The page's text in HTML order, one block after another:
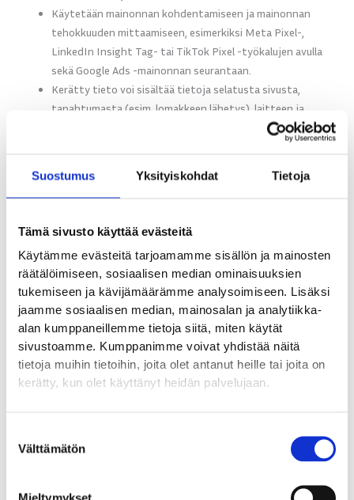
Suostumus Yksityiskohdat Tietoja
Tämä sivusto käyttää evästeitä
Käytämme evästeitä tarjoamamme sisällön ja mainosten
räätälöimiseen, sosiaalisen median ominaisuuksien
tukemiseen ja kävijämäärämme analysoimiseen. Lisäksi
jaamme sosiaalisen median, mainosalan ja analytiikka-
alan kumppaneillemme tietoja siitä, miten käytät
sivustoamme. Kumppanimme voivat yhdistää näitä
tietoja muihin tietoihin, joita olet antanut heille tai joita on
kerätty, kun olet käyttänyt heidän palvelujaan.
valinta
Välttämätön
Käytetään mainonnan kohdentamiseen ja mainonnan
tehokkuuden mittaamiseen, esimerkiksi Meta Pixel-,
LinkedIn Insight Tag- tai TikTok Pixel -työkalujen avulla
sekä Google Ads -mainonnan seurantaan.
Kerätty tieto voi sisältää tietoja selatusta sivusta,
tapahtumasta (esim. lomakkeen lähetys), laitteen ja
selaimen tunnisteista, IP-osoitteesta sekä yksilöllisistä
tunnisteista, joita mainosalustat voivat yhdistää omiin
Perustuvat aina suostumukseesi (GDPR 6.1 a).
Google Site Kit
Sivustolla voidaan käyttää WordPress-liitännäistä Google Site
Kit, jonka kautta lisätään Googlen palveluja (esim. Google
Analytics, Search Console, AdSense). Site Kit ei ole erillinen
analytiikkatyökalu, vaan välittää kävijätietoja Googlen
palveluihin ja asettaa samoja evästeitä kuin vastaavat Googlen
koodit suoraan asennettuna. Suostumus analytiikkaevästeisiin
pyydetään evästebannerilla ennen kuin Site Kitin kautta
ladattavat analytiikkaskriptit aktivoidaan.
Sivustolla voidaan käyttää Google Tag Manageria (GTM), jolla
Analytics, Meta Pixel, LinkedIn Insight Tag, TikTok Pixel). Google